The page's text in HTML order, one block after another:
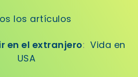
los artículos
en el extranjero:Vida en
USA